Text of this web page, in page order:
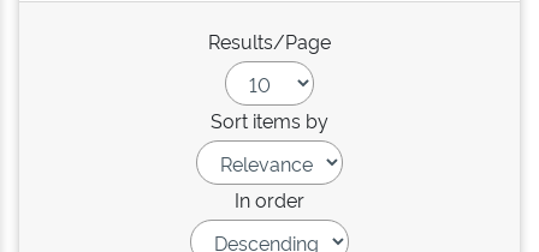
Results/Page
Sort items by
In order